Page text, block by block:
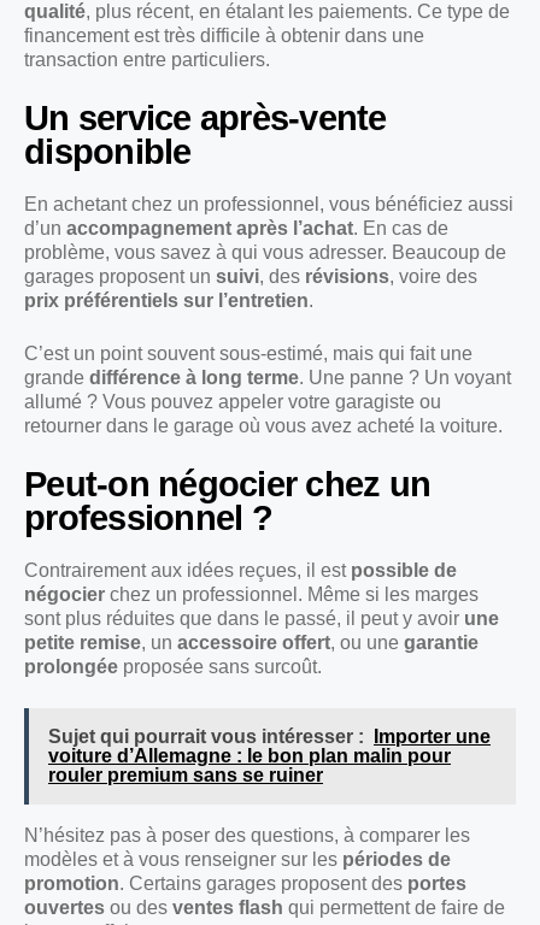
qualité, plus récent, en étalant les paiements. Ce type de
financement est très difficile à obtenir dans une
transaction entre particuliers.
Un service après-vente
disponible
En achetant chez un professionnel, vous bénéficiez aussi
d’un accompagnement après l’achat. En cas de
problème, vous savez à qui vous adresser. Beaucoup de
garages proposent un suivi, des révisions, voire des
prix préférentiels sur l’entretien.
C’est un point souvent sous-estimé, mais qui fait une
grande différence à long terme. Une panne ? Un voyant
allumé ? Vous pouvez appeler votre garagiste ou
retourner dans le garage où vous avez acheté la voiture.
Peut-on négocier chez un
professionnel ?
Contrairement aux idées reçues, il est possible de
négocier chez un professionnel. Même si les marges
sont plus réduites que dans le passé, il peut y avoir une
petite remise, un accessoire offert, ou une garantie
prolongée proposée sans surcoût.
Sujet qui pourrait vous intéresser :
Importer une
voiture d’Allemagne : le bon plan malin pour
rouler premium sans se ruiner
N’hésitez pas à poser des questions, à comparer les
modèles et à vous renseigner sur les périodes de
promotion. Certains garages proposent des portes
ouvertes ou des ventes flash qui permettent de faire de